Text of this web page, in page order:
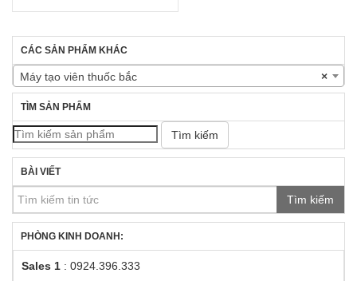
CÁC SẢN PHẨM KHÁC
×
Máy tạo viên thuốc bắc
TÌM SẢN PHẨM
Tìm kiếm
BÀI VIẾT
Tìm kiếm
PHÒNG KINH DOANH:
Sales 1 : 0924.396.333